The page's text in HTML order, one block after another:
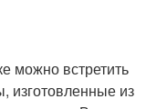
можно встретить
изготовленные из